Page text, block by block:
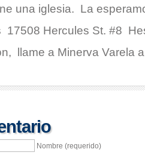
una iglesia. La
17508 Hercules St. #8
llame a Minerva Varela
Nombre (requerido)